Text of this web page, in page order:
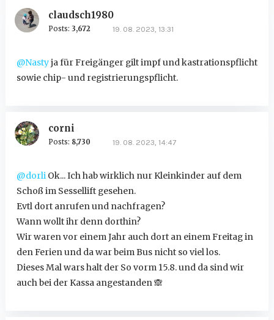
claudsch1980
Posts: 3,672 19. 08. 2023, 13:31
@Nastyja für Freigänger gilt impf und kastrationspflicht
sowie chip- und registrierungspflicht.
corni
Posts: 8,730 19. 08. 2023, 14:47
@dorliOk... Ich hab wirklich nur Kleinkinder auf dem
Schoß im Sessellift gesehen.
Evtl dort anrufen und nachfragen?
Wann wollt ihr denn dorthin?
Wir waren vor einem Jahr auch dort an einem Freitag in
den Ferien und da war beim Bus nicht so viel los.
Dieses Mal wars halt der So vorm 15.8. und da sind wir
auch bei der Kassa angestanden🙈